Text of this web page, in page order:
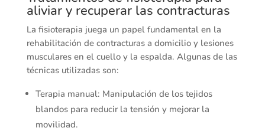
aliviar y recuperar las contracturas
La fisioterapia juega un papel fundamental en la
rehabilitación de contracturas a domicilio y lesiones
musculares en el cuello y la espalda. Algunas de las
técnicas utilizadas son:
Terapia manual: Manipulación de los tejidos
blandos para reducir la tensión y mejorar la
movilidad.